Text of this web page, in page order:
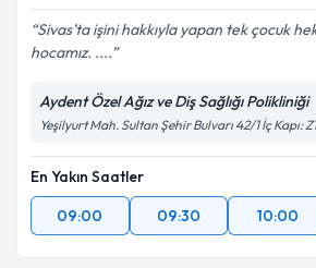
Sivas’ta işini hakkıyla yapan tek çocuk
hocamız. ....
Aydent Özel Ağız ve Diş Sağlığı Polikliniği
Yeşilyurt Mah. Sultan Şehir Bulvarı 42/1 İç Kapı: Z1
En Yakın Saatler
09:00
09:30 10:00